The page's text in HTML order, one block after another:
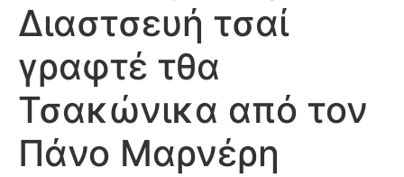
Διαστσευή τσαί
γραφτέ τθα
Τσακώνικα από τον
Πάνο Μαρνέρη